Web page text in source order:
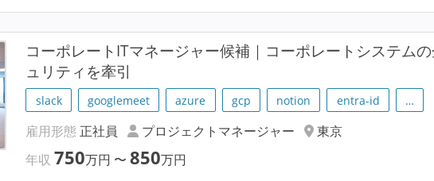
コーポレートITマネージャー候補｜コーポレートシステム
ュリティを牽引
slack googlemeet azure gcp notion entra-id …
雇用形態 正社員 プロジェクトマネージャー
東京
年収750万円 〜850万円